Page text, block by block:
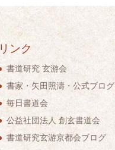
リンク
書道研究 玄游会
書家・矢田照濤・公式ブログ
毎日書道会
公益社団法人 創玄書道会
書道研究玄游京都会ブログ